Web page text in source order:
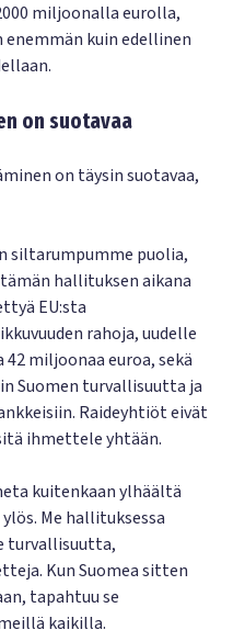
miljoonalla eurolla,
kuin edellinen
on suotavaa
on täysin suotavaa,
siltarumpumme puolia,
hallituksen aikana
EU:sta
rahoja, uudelle
miljoonaa euroa, sekä
Suomen turvallisuutta ja
Raideyhtiöt eivät
ihmettele yhtään.
kuitenkaan ylhäältä
Me hallituksessa
turvallisuutta,
Kun Suomea sitten
tapahtuu se
kaikilla.